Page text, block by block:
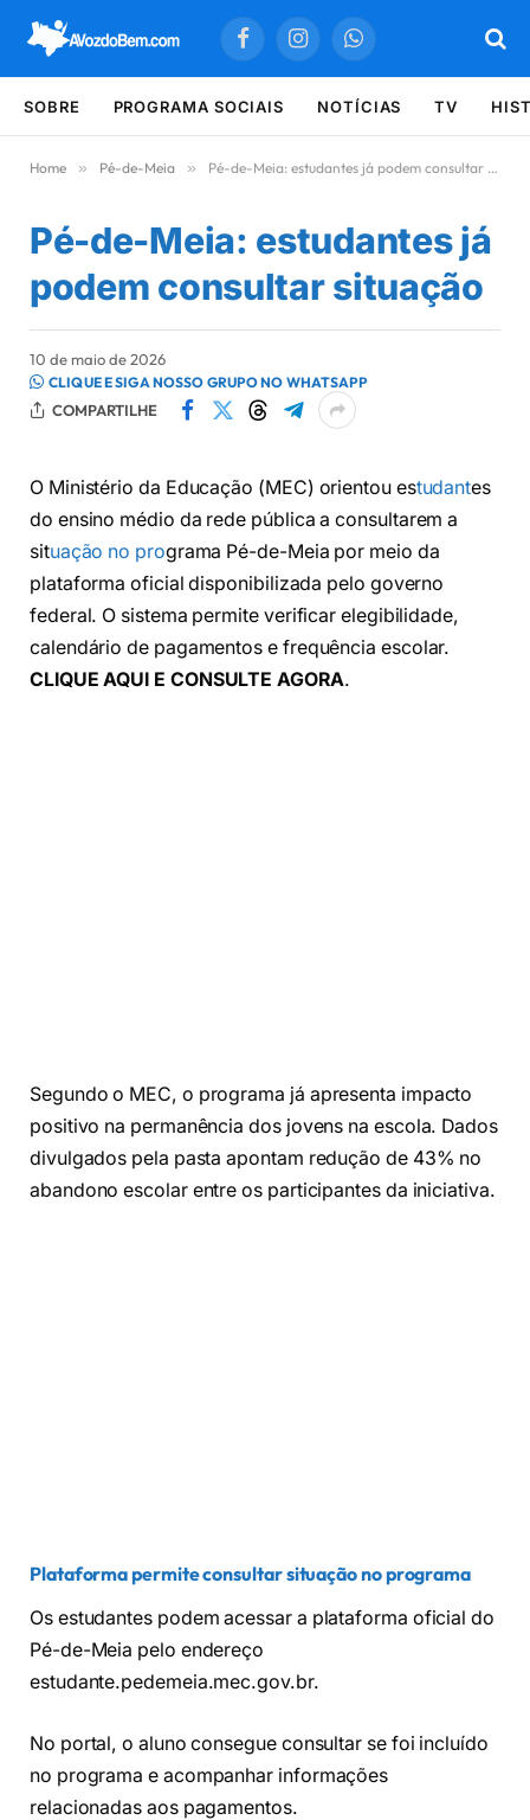
FacebookInstagramWhatsApp
SOBRE PROGRAMA SOCIAIS NOTÍCIAS TV
Home » Pé-de-Meia » Pé-de-Meia: estudantes já podem consultar situação
Pé-de-Meia: estudantes já
podem consultar situação
10 de maio de 2026
CLIQUE E SIGA NOSSO GRUPO NO WHATSAPP
COMPARTILHE
O Ministério da Educação (MEC) orientou estudantes
do ensino médio da rede pública a consultarem a
situação no programa Pé-de-Meia por meio da
plataforma oficial disponibilizada pelo governo
federal. O sistema permite verificar elegibilidade,
calendário de pagamentos e frequência escolar.
CLIQUE AQUI E CONSULTE AGORA.
Segundo o MEC, o programa já apresenta impacto
positivo na permanência dos jovens na escola. Dados
divulgados pela pasta apontam redução de 43% no
abandono escolar entre os participantes da iniciativa.
Plataforma permite consultar situação no programa
Os estudantes podem acessar a plataforma oficial do
Pé-de-Meia pelo endereço
estudante.pedemeia.mec.gov.br.
No portal, o aluno consegue consultar se foi incluído
no programa e acompanhar informações
relacionadas aos pagamentos.